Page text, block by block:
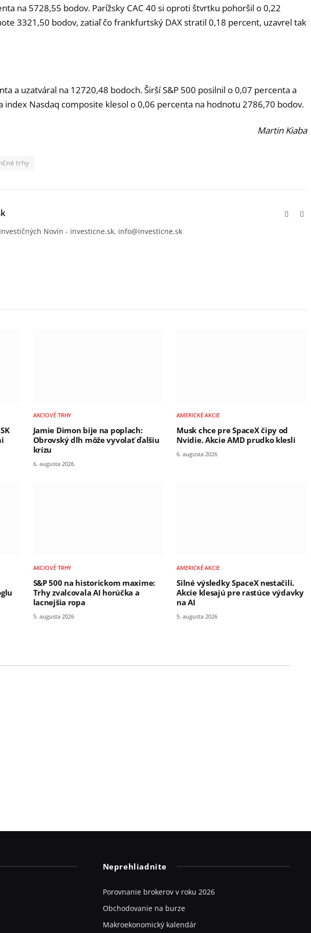
na 5728,55 bodov. Parížsky CAC 40 si oproti štvrtku pohoršil o 0,22
3321,50 bodov, zatiaľ čo frankfurtský DAX stratil 0,18 percent, uzavrel tak
a uzatváral na 12720,48 bodoch. Širší S&P 500 posilnil o 0,07 percenta a
index Nasdaq composite klesol o 0,06 percenta na hodnotu 2786,70 bodov.
Martin Kiaba
trhy
Novín - investicne.sk. info@investicne.sk
AKCIOVÉ TRHY
Jamie Dimon bije na poplach:
Obrovský dlh môže vyvolať ďalšiu
krízu
6. augusta 2026
AMERICKÉ AKCIE
Musk chce pre SpaceX čipy od
Nvidie. Akcie AMD prudko klesli
6. augusta 2026
AKCIOVÉ TRHY
S&P 500 na historickom maxime:
Trhy zvalcovala AI horúčka a
lacnejšia ropa
5. augusta 2026
AMERICKÉ AKCIE
Silné výsledky SpaceX nestačili.
Akcie klesajú pre rastúce výdavky
na AI
5. augusta 2026
Neprehliadnite
Porovnanie brokerov v roku 2026
Obchodovanie na burze
Makroekonomický kalendár